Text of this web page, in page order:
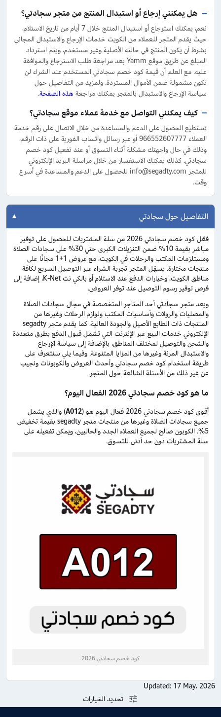
هل يمكنني إرجاع أو استبدال المنتج من متجر سجادتي؟
نعم، يمكنك استرجاع أو استبدال المنتج خلال 7 أيام من تاريخ الاستلام،
حيث يقدم المتجر للعملاء من الكويت خدمات الإرجاع والاستبدال المجاني
بشرط أن يكون المنتج في حالته الأصلية وغير مستخدم، ويتم استرداد
المبلغ عن طريق موقع Yamm بعد مراجعة طلب الاسترجاع والموافقة
عليه. مع العلم أن قيمة كود خصم سجادتي المستخدم عند الشراء لن
تكون مشمولة ضمن الأموال المستردة. ولمزيد من التفاصيل حول
سياسة الإرجاع والاستبدال بالمتجر يمكنك مراجعة هذه الصفحة.
كيف يمكنني التواصل مع خدمة عملاء موقع سجادتي؟
تستطيع الحصول على الدعم والمساعدة من خلال الاتصال على رقم خدمة
العملاء 966552607777 أو عبر رسائل واتساب الفورية على ذات الرقم،
وذلك في حال واجهتك مشكلة أثناء التسوق أو عند تفعيل كود خصم
سجادتي. كذلك يمكنك الاستفسار من خلال مراسلة البريد الإلكتروني
للمتجر info@segadty.com للحصول على الدعم والمساعدة في أسرع
وقت.
التفاصيل حول سجادتي
فعّل كود خصم سجادتي 2026 من سلة المشتريات للحصول على توفير
مباشر بقيمة 10% ضمن التنزيلات الكبرى حتي 30% على سجادات الصلاة
ومستلزمات المكتب والرحلات في الكويت، مع عروض 1+1 مجانًا على
منتجات مختارة. يسهّل المتجر تجربة الشراء عبر التوصيل السريع لكافة
مناطق الكويت، وخيارات الدفع عند الاستلام أو بالكي نت K-Net، إضافة إلى
فرص توفير رسوم التوصيل عند توفر العروض.
ويعد متجر سجادتي أحد المتاجر المتخصصة في مجال سجادات الصلاة
والمصليات والرولات وأساسيات المكتب ولوازم الرحلات وغيرها من
المنتجات ذات الطابع الأصيل والجودة العالية، كما يقدم متجر segadty
الإلكتروني خدمات البيع عبر الإنترنت التي تشمل قبول الدفع بطرق متعددة
والشحن والتوصيل لمختلف المناطق، بالإضافة إلى سياسة الإرجاع
والاستبدال المرنة وغيرها من المزايا المتنوعة. وفيما يلي سنتعرف على
طريقة استخدام كود خصم سجادتي وأحدث العروض والكوبونات ونجيب
عن غير ذلك من الأسئلة الشائعة حول المتجر.
ما هو كود خصم سجادتي 2026 الفعال اليوم؟
أقوى كود خصم سجادتي 2026 فعال اليوم هو ( A012) والذي يشمل
جميع سجادات الصلاة وغيرها من منتجات متجر segadty بقيمة تخفيض
5%. الكوبون صالح لجميع العملاء الجدد والحاليين، ويمكن تفعيله على
سلة المشتريات دون حد أدنى للتسوق.
كود خصم سجادتي 2026
Updated: 17 May، 2026
تحديد الخيارات